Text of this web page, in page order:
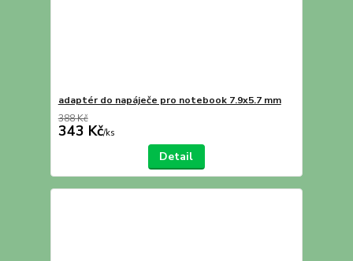
adaptér do napáječe pro notebook 7.9x5.7 mm
388 Kč
343 Kč/ks
Detail